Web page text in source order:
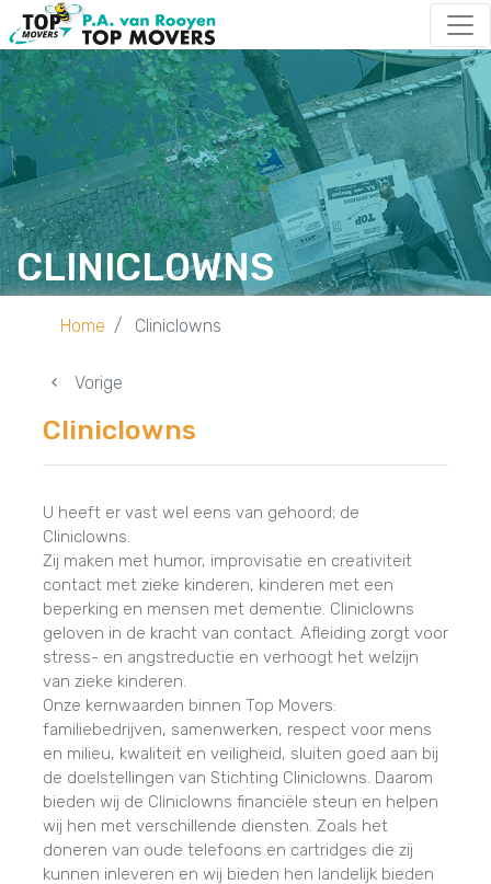
CLINICLOWNS
Home Cliniclowns
Vorige
Cliniclowns
U heeft er vast wel eens van gehoord; de
Cliniclowns.
Zij maken met humor, improvisatie en creativiteit
contact met zieke kinderen, kinderen met een
beperking en mensen met dementie. Cliniclowns
geloven in de kracht van contact. Afleiding zorgt voor
stress- en angstreductie en verhoogt het welzijn
van zieke kinderen.
Onze kernwaarden binnen Top Movers:
familiebedrijven, samenwerken, respect voor mens
en milieu, kwaliteit en veiligheid, sluiten goed aan bij
de doelstellingen van Stichting Cliniclowns. Daarom
bieden wij de Cliniclowns financiële steun en helpen
wij hen met verschillende diensten. Zoals het
doneren van oude telefoons en cartridges die zij
kunnen inleveren en wij bieden hen landelijk bieden